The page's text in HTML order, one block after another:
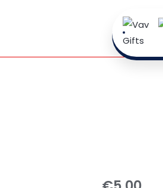
quantity